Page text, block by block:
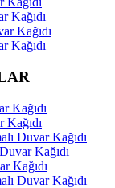
Kağıdı
Kağıdı
Kağıdı
Kağıdı
Duvar Kağıdı
Kağıdı
Kağıdı
Duvar Kağıdı